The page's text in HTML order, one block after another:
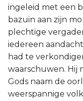
ingeleid met een
bazuin aan zijn
plechtige
iedereen
had te
waarschuwen. Hij
Gods naam de
weerspannige